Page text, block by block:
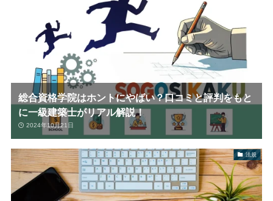
総合資格学院はホントにやばい？口コミと評判をもと
に一級建築士がリアル解説！
2024年10月21日
法規